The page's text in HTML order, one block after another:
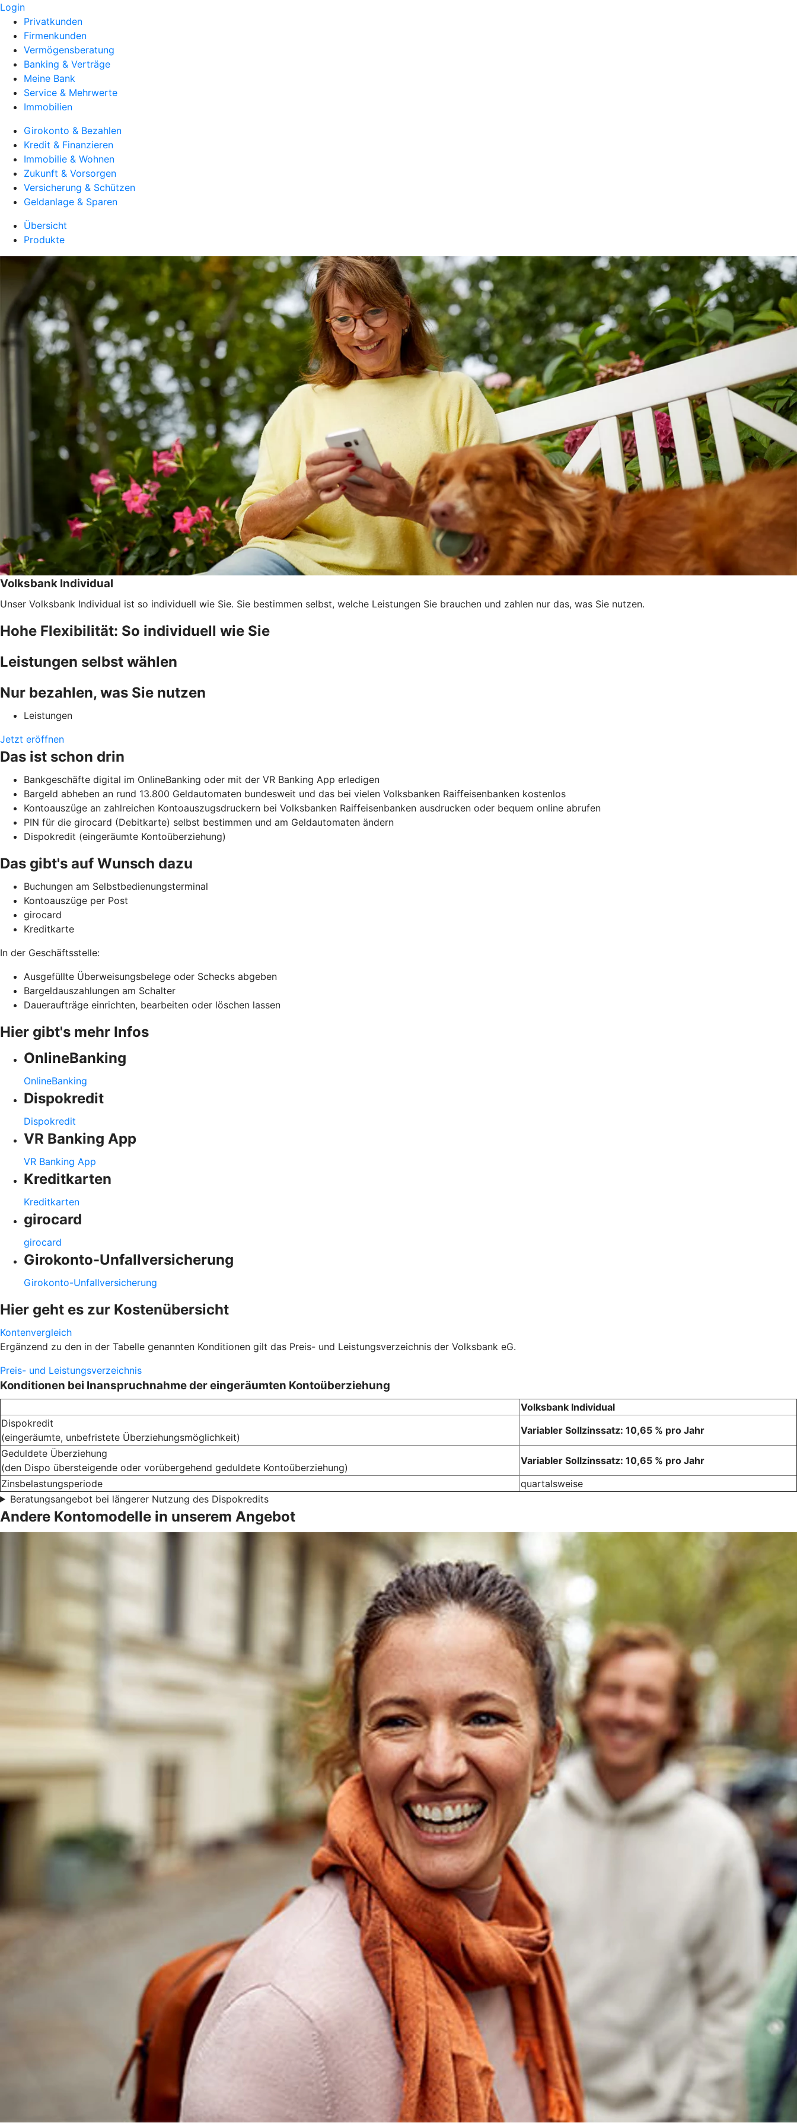
Login
Privatkunden
Firmenkunden
Vermögensberatung
Banking & Verträge
Meine Bank
Service & Mehrwerte
Immobilien
Girokonto & Bezahlen
Kredit & Finanzieren
Immobilie & Wohnen
Zukunft & Vorsorgen
Versicherung & Schützen
Geldanlage & Sparen
Übersicht
Produkte
Volksbank Individual
Unser Volksbank Individual ist so individuell wie Sie. Sie bestimmen selbst, welche Leistungen Sie brauchen und zahlen nur das, was Sie nutzen.
Hohe Flexibilität: So individuell wie Sie
Leistungen selbst wählen
Nur bezahlen, was Sie nutzen
Leistungen
Jetzt eröffnen
Das ist schon drin
Bankgeschäfte digital im OnlineBanking oder mit der VR Banking App erledigen
Bargeld abheben an rund 13.800 Geldautomaten bundesweit und das bei vielen Volksbanken Raiffeisenbanken kostenlos
Kontoauszüge an zahlreichen Kontoauszugsdruckern bei Volksbanken Raiffeisenbanken ausdrucken oder bequem online abrufen
PIN für die girocard (Debitkarte) selbst bestimmen und am Geldautomaten ändern
Dispokredit (eingeräumte Kontoüberziehung)
Das gibt's auf Wunsch dazu
Buchungen am Selbstbedienungsterminal
Kontoauszüge per Post
girocard
Kreditkarte
In der Geschäftsstelle:
Ausgefüllte Überweisungsbelege oder Schecks abgeben
Bargeldauszahlungen am Schalter
Daueraufträge einrichten, bearbeiten oder löschen lassen
Hier gibt's mehr Infos
OnlineBanking
OnlineBanking
Dispokredit
Dispokredit
VR Banking App
VR Banking App
Kreditkarten
Kreditkarten
girocard
girocard
Girokonto-Unfallversicherung
Girokonto-Unfallversicherung
Hier geht es zur Kostenübersicht
Kontenvergleich
Ergänzend zu den in der Tabelle genannten Konditionen gilt das Preis- und Leistungsverzeichnis der Volksbank eG.
Preis- und Leistungsverzeichnis
Konditionen bei Inanspruchnahme der eingeräumten Kontoüberziehung
Volksbank Individual
Dispokredit
(eingeräumte, unbefristete Überziehungsmöglichkeit)
Variabler Sollzinssatz: 10,65 % pro Jahr
Geduldete Überziehung
(den Dispo übersteigende oder vorübergehend geduldete Kontoüberziehung)
Variabler Sollzinssatz: 10,65 % pro Jahr
Zinsbelastungsperiode
quartalsweise
Beratungsangebot bei längerer Nutzung des Dispokredits
Andere Kontomodelle in unserem Angebot